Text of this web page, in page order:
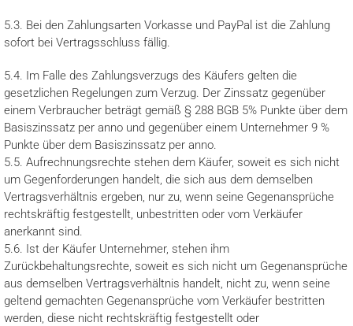
5.3. Bei den Zahlungsarten Vorkasse und PayPal ist die Zahlung
sofort bei Vertragsschluss fällig.
5.4. Im Falle des Zahlungsverzugs des Käufers gelten die
gesetzlichen Regelungen zum Verzug. Der Zinssatz gegenüber
einem Verbraucher beträgt gemäß § 288 BGB 5% Punkte über dem
Basiszinssatz per anno und gegenüber einem Unternehmer 9 %
Punkte über dem Basiszinssatz per anno.
5.5. Aufrechnungsrechte stehen dem Käufer, soweit es sich nicht
um Gegenforderungen handelt, die sich aus dem demselben
Vertragsverhältnis ergeben, nur zu, wenn seine Gegenansprüche
rechtskräftig festgestellt, unbestritten oder vom Verkäufer
anerkannt sind.
5.6. Ist der Käufer Unternehmer, stehen ihm
Zurückbehaltungsrechte, soweit es sich nicht um Gegenansprüche
aus demselben Vertragsverhältnis handelt, nicht zu, wenn seine
geltend gemachten Gegenansprüche vom Verkäufer bestritten
werden, diese nicht rechtskräftig festgestellt oder